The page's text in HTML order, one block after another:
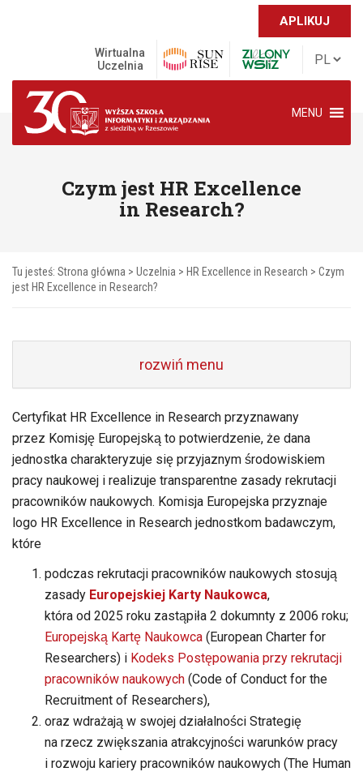
APLIKUJ
Wirtualna
Uczelnia
MENU
Czym jest HR Excellence
in Research?
Tu jesteś: Strona główna > Uczelnia > HR Excellence in Research > Czym
jest HR Excellence in Research?
rozwiń menu
Certyfikat HR Excellence in Research przyznawany
przez Komisję Europejską to potwierdzenie, że dana
jednostka charakteryzuje się przyjaznym środowiskiem
pracy naukowej i realizuje transparentne zasady rekrutacji
pracowników naukowych. Komisja Europejska przyznaje
logo HR Excellence in Research jednostkom badawczym,
które
podczas rekrutacji pracowników naukowych stosują
zasady Europejskiej Karty Naukowca,
która od 2025 roku zastąpiła 2 dokumnty z 2006 roku;
Europejską Kartę Naukowca (European Charter for
Researchers) i Kodeks Postępowania przy rekrutacji
pracowników naukowych (Code of Conduct for the
Recruitment of Researchers),
oraz wdrażają w swojej działalności Strategię
na rzecz zwiększania atrakcyjności warunków pracy
i rozwoju kariery pracowników naukowych (The Human